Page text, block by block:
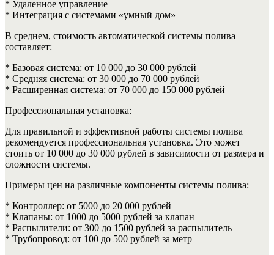
* Удаленное управление
* Интеграция с системами «умный дом»
В среднем, стоимость автоматической системы полива
составляет:
* Базовая система: от 10 000 до 30 000 рублей
* Средняя система: от 30 000 до 70 000 рублей
* Расширенная система: от 70 000 до 150 000 рублей
Профессиональная установка:
Для правильной и эффективной работы системы полива
рекомендуется профессиональная установка. Это может
стоить от 10 000 до 30 000 рублей в зависимости от размера и
сложности системы.
Примеры цен на различные компоненты системы полива:
* Контроллер: от 5000 до 20 000 рублей
* Клапаны: от 1000 до 5000 рублей за клапан
* Распылители: от 300 до 1500 рублей за распылитель
* Трубопровод: от 100 до 500 рублей за метр